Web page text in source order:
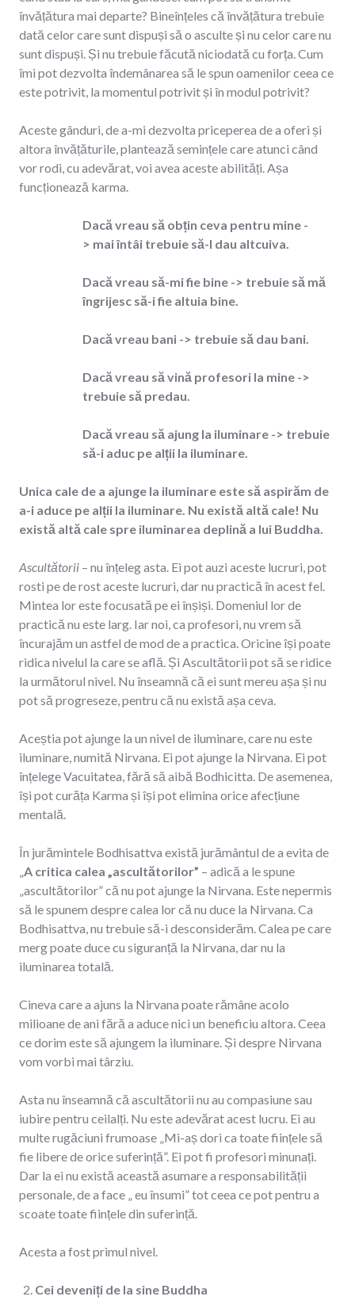
învățătura mai departe? Bineînțeles că învățătura trebuie
dată celor care sunt dispuși să o asculte și nu celor care nu
sunt dispuși. Și nu trebuie făcută niciodată cu forța. Cum
îmi pot dezvolta îndemânarea să le spun oamenilor ceea ce
este potrivit, la momentul potrivit și în modul potrivit?
Aceste gânduri, de a-mi dezvolta priceperea de a oferi și
altora învățăturile, plantează semințele care atunci când
vor rodi, cu adevărat, voi avea aceste abilități. Așa
funcționează karma.
Dacă vreau să obțin ceva pentru mine -
> mai întâi trebuie să-l dau altcuiva.
Dacă vreau să-mi fie bine -> trebuie să mă
îngrijesc să-i fie altuia bine.
Dacă vreau bani -> trebuie să dau bani.
Dacă vreau să vină profesori la mine ->
trebuie să predau.
Dacă vreau să ajung la iluminare -> trebuie
să-i aduc pe alții la iluminare.
Unica cale de a ajunge la iluminare este să aspirăm de
a-i aduce pe alții la iluminare. Nu există altă cale! Nu
există altă cale spre iluminarea deplină a lui Buddha.
Ascultătorii – nu înțeleg asta. Ei pot auzi aceste lucruri, pot
rosti pe de rost aceste lucruri, dar nu practică în acest fel.
Mintea lor este focusată pe ei înșiși. Domeniul lor de
practică nu este larg. Iar noi, ca profesori, nu vrem să
încurajăm un astfel de mod de a practica. Oricine își poate
ridica nivelul la care se află. Și Ascultătorii pot să se ridice
la următorul nivel. Nu înseamnă că ei sunt mereu așa și nu
pot să progreseze, pentru că nu există așa ceva.
Aceștia pot ajunge la un nivel de iluminare, care nu este
iluminare, numită Nirvana. Ei pot ajunge la Nirvana. Ei pot
înțelege Vacuitatea, fără să aibă Bodhicitta. De asemenea,
își pot curăța Karma și își pot elimina orice afecțiune
mentală.
În jurămintele Bodhisattva există jurământul de a evita de
„A critica calea „ascultătorilor” – adică a le spune
„ascultătorilor” că nu pot ajunge la Nirvana. Este nepermis
să le spunem despre calea lor că nu duce la Nirvana. Ca
Bodhisattva, nu trebuie să-i desconsiderăm. Calea pe care
merg poate duce cu siguranță la Nirvana, dar nu la
iluminarea totală.
Cineva care a ajuns la Nirvana poate rămâne acolo
milioane de ani fără a aduce nici un beneficiu altora. Ceea
ce dorim este să ajungem la iluminare. Și despre Nirvana
vom vorbi mai târziu.
Asta nu înseamnă că ascultătorii nu au compasiune sau
iubire pentru ceilalți. Nu este adevărat acest lucru. Ei au
multe rugăciuni frumoase „Mi-aș dori ca toate ființele să
fie libere de orice suferință”. Ei pot fi profesori minunați.
Dar la ei nu există această asumare a responsabilității
personale, de a face „ eu însumi” tot ceea ce pot pentru a
scoate toate ființele din suferință.
Acesta a fost primul nivel.
Cei deveniți de la sine Buddha